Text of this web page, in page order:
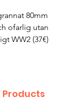
80mm
ofarlig utan
WW2 (37€)
Products